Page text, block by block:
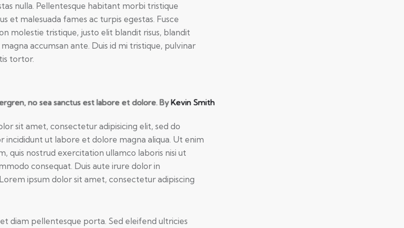
nulla. Pellentesque habitant morbi tristique
et malesuada fames ac turpis egestas. Fusce
molestie tristique, justo elit blandit risus, blandit
accumsan ante. Duis id mi tristique, pulvinar
tortor.
no sea sanctus est labore et dolore. By Kevin Smith
sit amet, consectetur adipisicing elit, sed do
incididunt ut labore et dolore magna aliqua. Ut enim
quis nostrud exercitation ullamco laboris nisi ut
consequat. Duis aute irure dolor in
ipsum dolor sit amet, consectetur adipiscing
diam pellentesque porta. Sed eleifend ultricies